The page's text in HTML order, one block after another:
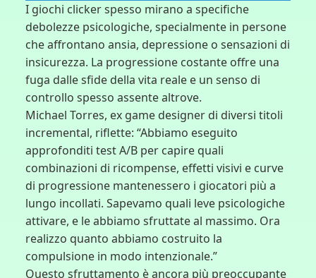
I giochi clicker spesso mirano a specifiche
debolezze psicologiche, specialmente in persone
che affrontano ansia, depressione o sensazioni di
insicurezza. La progressione costante offre una
fuga dalle sfide della vita reale e un senso di
controllo spesso assente altrove.
Michael Torres, ex game designer di diversi titoli
incremental, riflette: “Abbiamo eseguito
approfonditi test A/B per capire quali
combinazioni di ricompense, effetti visivi e curve
di progressione mantenessero i giocatori più a
lungo incollati. Sapevamo quali leve psicologiche
attivare, e le abbiamo sfruttate al massimo. Ora
realizzo quanto abbiamo costruito la
compulsione in modo intenzionale.”
Questo sfruttamento è ancora più preoccupante